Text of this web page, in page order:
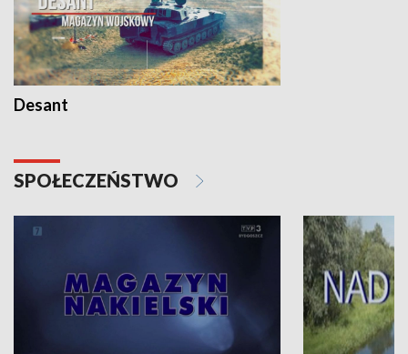
Desant
SPOŁECZEŃSTWO